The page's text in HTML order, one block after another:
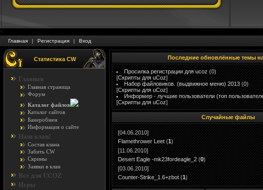
<
Главная | Регистрация | Вход
Статистика CW
Главная
Главная страница
Форум
Каталог файлов
Каталог сайтов
Банеробмен
Информация о сайте
Наш клан!
Состав клана
Забить CW
Скрины
Заявки в клан
Все для UCOZ
Игры
Последние обновлённые темы
Просилка регистрации для ucoz (0)
[Скрипты для uCoz]
Набор файловиков. (выдвижное меню) 2013 (0)
[Скрипты для uCoz]
Информер - лучшие пользователи (топ
[Скрипты для uCoz]
Случайные файлы
[04.06.2010]
Flamethrower Leet (1)
[11.06.2010]
Desert Eagle -mk23fordeagle_2 (0)
[03.06.2010]
Counter-Strike_1.6+zbot (1)